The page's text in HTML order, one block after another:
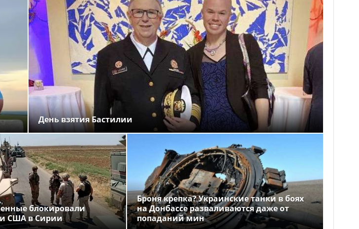
День взятия Бастилии
блокировали
США в Сирии
Броня крепка? Украинские танки в боях
на Донбассе разваливаются даже от
попаданий мин